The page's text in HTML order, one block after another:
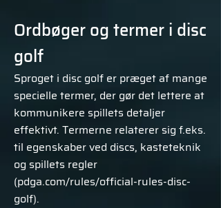
Ordbøger og termer i disc
golf
Sproget i disc golf er præget af mange
specielle termer, der gør det lettere at
kommunikere spillets detaljer
effektivt. Termerne relaterer sig f.eks.
til egenskaber ved discs, kasteteknik
og spillets regler
(pdga.com/rules/official-rules-disc-
golf).